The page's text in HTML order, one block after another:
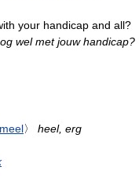
your handicap and all?
wel met jouw handicap?
〉
heel, erg